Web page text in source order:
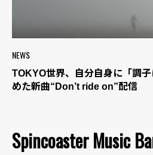
NEWS
TOKYO世界、自分自身に「調
めた新曲“Don’t ride on”配信
Spincoaster Music